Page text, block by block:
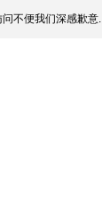
不便我们深感歉意.